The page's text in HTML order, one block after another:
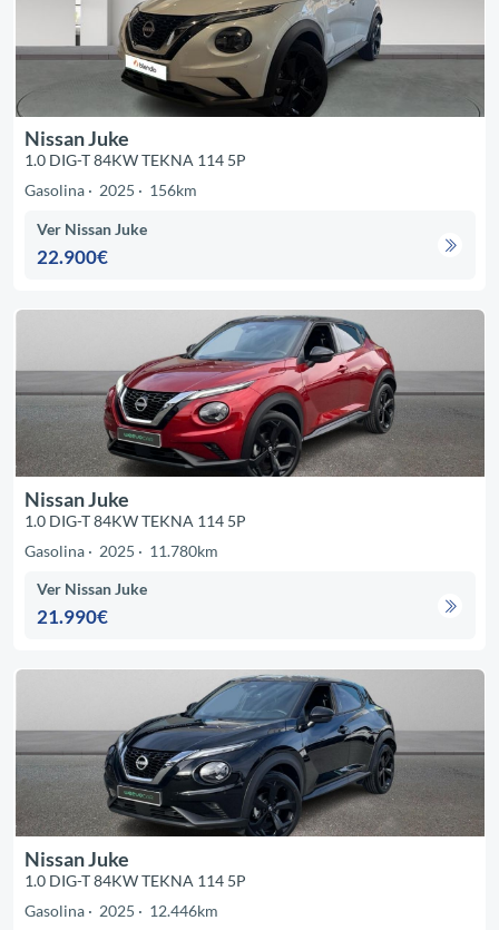
Nissan Juke
1.0 DIG-T 84KW TEKNA 114 5P
Gasolina
2025 156km
Ver Nissan Juke
22.900€
Nissan Juke
1.0 DIG-T 84KW TEKNA 114 5P
Gasolina
2025 11.780km
Ver Nissan Juke
21.990€
Nissan Juke
1.0 DIG-T 84KW TEKNA 114 5P
Gasolina
2025 12.446km